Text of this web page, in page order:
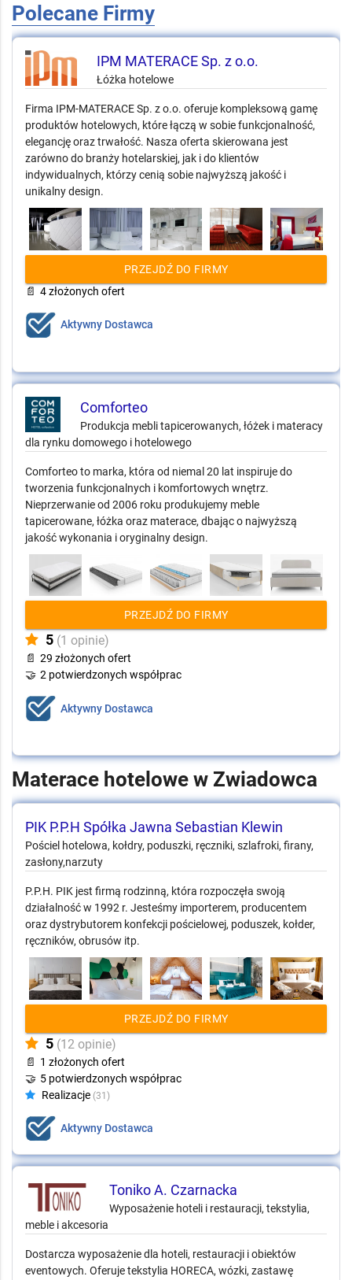
Polecane Firmy
IPM MATERACE Sp. z o.o.
Łóżka hotelowe
Firma IPM-MATERACE Sp. z o.o. oferuje kompleksową gamę
produktów hotelowych, które łączą w sobie funkcjonalność,
elegancję oraz trwałość. Nasza oferta skierowana jest
zarówno do branży hotelarskiej, jak i do klientów
indywidualnych, którzy cenią sobie najwyższą jakość i
unikalny design.
PRZEJDŹ DO FIRMY
📄 4 złożonych ofert
Aktywny Dostawca
Comforteo
Produkcja mebli tapicerowanych, łóżek i materacy
dla rynku domowego i hotelowego
Comforteo to marka, która od niemal 20 lat inspiruje do
tworzenia funkcjonalnych i komfortowych wnętrz.
Nieprzerwanie od 2006 roku produkujemy meble
tapicerowane, łóżka oraz materace, dbając o najwyższą
jakość wykonania i oryginalny design.
PRZEJDŹ DO FIRMY
5 (1 opinie)
📄 29 złożonych ofert
🤝 2 potwierdzonych współprac
Aktywny Dostawca
Materace hotelowe w Zwiadowca
PIK P.P.H Spółka Jawna Sebastian Klewin
Pościel hotelowa, kołdry, poduszki, ręczniki, szlafroki, firany,
zasłony,narzuty
P.P.H. PIK jest firmą rodzinną, która rozpoczęła swoją
działalność w 1992 r. Jesteśmy importerem, producentem
oraz dystrybutorem konfekcji pościelowej, poduszek, kołder,
ręczników, obrusów itp.
PRZEJDŹ DO FIRMY
5 (12 opinie)
📄 1 złożonych ofert
🤝 5 potwierdzonych współprac
Realizacje (31)
Aktywny Dostawca
Toniko A. Czarnacka
Wyposażenie hoteli i restauracji, tekstylia,
meble i akcesoria
Dostarcza wyposażenie dla hoteli, restauracji i obiektów
eventowych. Oferuje tekstylia HORECA, wózki, zastawę